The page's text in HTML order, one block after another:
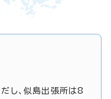
し、似島出張所は8